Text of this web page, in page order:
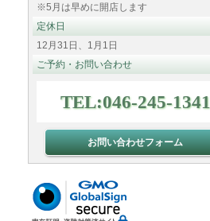
※5月は早めに開店します
定休日
12月31日、1月1日
ご予約・お問い合わせ
TEL:046-245-1341
お問い合わせフォーム